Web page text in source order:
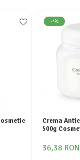
-4%
Crema
500g
36,38 RON